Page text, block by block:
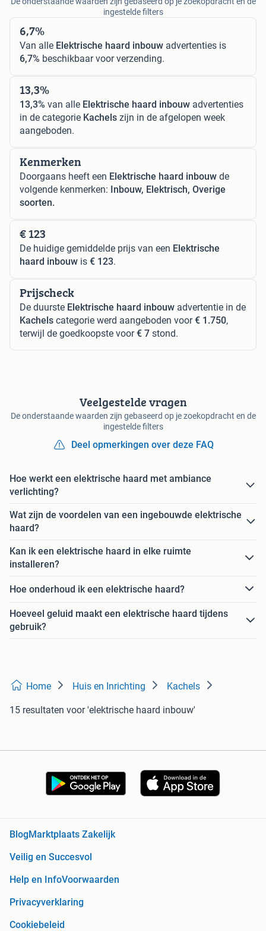
ingestelde filters
6,7%
Van alle Elektrische haard inbouw advertenties is
6,7% beschikbaar voor verzending.
13,3%
13,3% van alle Elektrische haard inbouw advertenties
in de categorie Kachels zijn in de afgelopen week
aangeboden.
Kenmerken
Doorgaans heeft een Elektrische haard inbouw de
volgende kenmerken: Inbouw, Elektrisch, Overige
soorten.
€ 123
De huidige gemiddelde prijs van een Elektrische
haard inbouw is € 123.
Prijscheck
De duurste Elektrische haard inbouw advertentie in de
Kachels categorie werd aangeboden voor€ 1.750,
terwijl de goedkoopste voor€ 7 stond.
Veelgestelde vragen
De onderstaande waarden zijn gebaseerd op je zoekopdracht en de
ingestelde filters
Deel opmerkingen over deze FAQ
Hoe werkt een elektrische haard met ambiance
verlichting?
Wat zijn de voordelen van een ingebouwde elektrische
haard?
Kan ik een elektrische haard in elke ruimte
installeren?
Hoe onderhoud ik een elektrische haard?
Hoeveel geluid maakt een elektrische haard tijdens
gebruik?
Home Huis en Inrichting Kachels
15 resultaten voor 'elektrische haard inbouw'
Blog Marktplaats Zakelijk
Veilig en Succesvol
Help en InfoVoorwaarden
Privacyverklaring
Cookiebeleid